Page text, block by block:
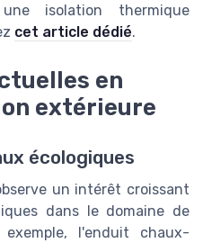
isolation thermique
cet article dédié.
en
extérieure
écologiques
un intérêt croissant
dans le domaine de
l'enduit chaux-